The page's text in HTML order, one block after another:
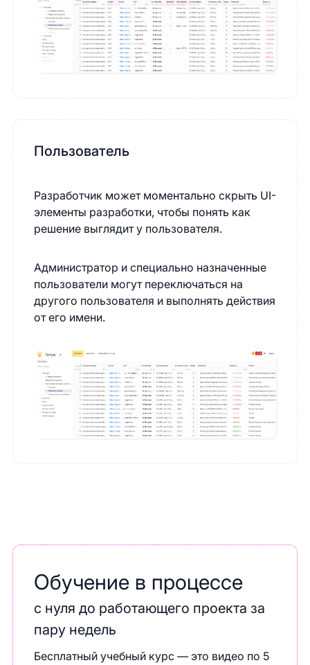
Пользователь
Разработчик может моментально скрыть UI-
элементы разработки, чтобы понять как
решение выглядит у пользователя.
Администратор и специально назначенные
пользователи могут переключаться на
другого пользователя и выполнять действия
от его имени.
Обучение в процессе
с нуля до работающего проекта за
пару недель
Бесплатный учебный курс — это видео по 5